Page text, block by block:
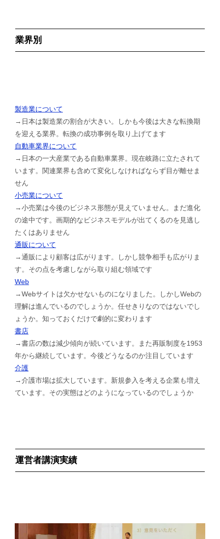
業界別
製造業について
→日本は製造業の割合が大きい。しかも今後は大きな転換期
を迎える業界。転換の成功事例を取り上げてます
自動車業界について
→日本の一大産業である自動車業界。現在岐路に立たされて
います。関連業界も含めて変化しなければならず目が離せま
せん
小売業について
→小売業は今後のビジネス形態が見えていません。まだ進化
の途中です。画期的なビジネスモデルが出てくるのを見逃し
たくはありません
通販について
→通販により顧客は広がります。しかし競争相手も広がりま
す。その点を考慮しながら取り組む領域です
Web
→Webサイトは欠かせないものになりました。しかしWebの
理解は進んでいるのでしょうか。任せきりなのではないでし
ょうか。知っておくだけで劇的に変わります
書店
→書店の数は減少傾向が続いています。また再販制度を1953
年から継続しています。今後どうなるのか注目しています
介護
→介護市場は拡大しています。新規参入を考える企業も増え
ています。その実態はどのようになっているのでしょうか
運営者講演実績